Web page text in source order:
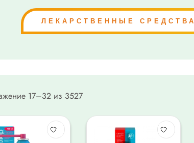
ЛЕКАРСТВЕННЫЕ СРЕДСТВА
17–32 из 3527